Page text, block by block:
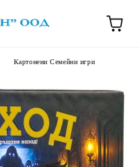
Картонени Семейни игри